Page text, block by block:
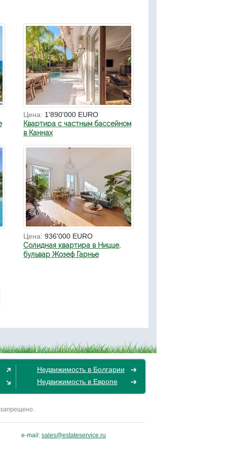
Цена: 1'890'000 EURO
Квартира с частным бассейном
в Каннах
Цена: 936'000 EURO
Солидная квартира в Ницце,
бульвар Жозеф Гарнье
Недвижимость в Болгарии
Недвижимость в Европе
e-mail: sales@estateservice.ru